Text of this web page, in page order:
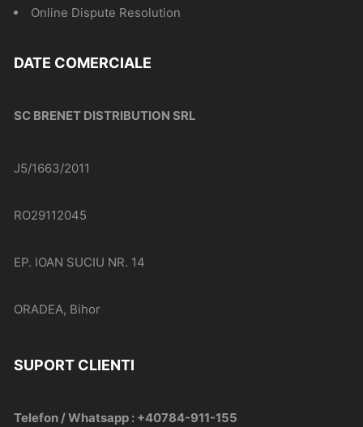
Online Dispute Resolution
DATE COMERCIALE
SC BRENET DISTRIBUTION SRL
J5/1663/2011
RO29112045
EP. IOAN SUCIU NR. 14
ORADEA, Bihor
SUPORT CLIENTI
Telefon / Whatsapp : +40784-911-155